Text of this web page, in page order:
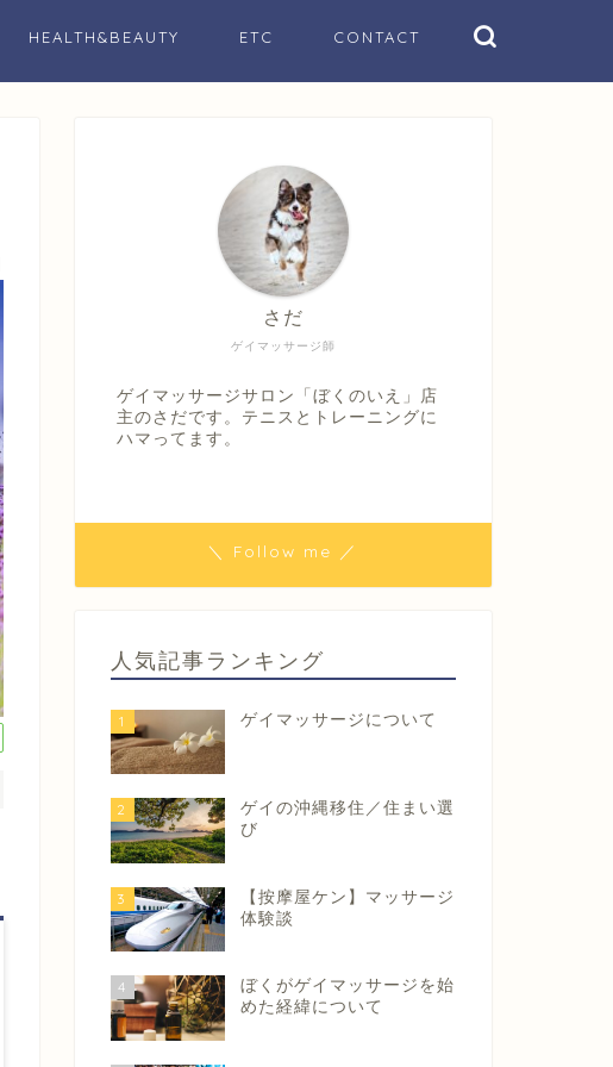
HEALTH&BEAUTY ETC CONTACT
ゲイマッサージ師
さだ
ゲイマッサージサロン「ぼくのいえ」店
主のさだです。テニスとトレーニングに
ハマってます。
＼ Follow me ／
人気記事ランキング
1 ゲイマッサージについて
2
ゲイの沖縄移住／住まい選
び
3
【按摩屋ケン】マッサージ
体験談
4
ぼくがゲイマッサージを始
めた経緯について